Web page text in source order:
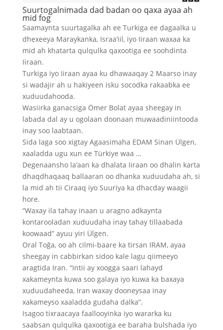
Suurtogalnimada dad badan oo qaxa ayaa ah
mid fog
Saamaynta suurtagalka ah ee Turkiga ee dagaalka u
dhexeeya Maraykanka, Israa’iil, iyo Iiraan waxaa ka
mid ah khatarta qulqulka qaxootiga ee soohdinta
Iiraan.
Turkiga iyo Iiraan ayaa ku dhawaaqay 2 Maarso inay
si wadajir ah u hakiyeen isku socodka rakaabka ee
xuduudahooda.
Wasiirka ganacsiga Ömer Bolat ayaa sheegay in
labada dal ay u ogolaan doonaan muwaadiniintooda
inay soo laabtaan.
Sida laga soo xigtay Agaasimaha EDAM Sinan Ülgen,
xaaladda ugu xun ee Türkiye waa …
Degenaansho la’aan ka dhalata Iiraan oo dhalin karta
dhaqdhaqaaq ballaaran oo dhanka xuduudaha ah, si
la mid ah tii Ciraaq iyo Suuriya ka dhacday waagii
hore.
“Waxay ila tahay inaan u aragno adkaynta
kontarooladan xuduudaha inay tahay tillaabada
koowaad” ayuu yiri Ülgen.
Oral Toğa, oo ah cilmi-baare ka tirsan IRAM, ayaa
sheegay in cabbirkan sidoo kale lagu qiimeeyo
aragtida Iran. “Intii ay xoogga saari lahayd
xakameynta kuwa soo galaya iyo kuwa ka baxaya
xuduudaheeda, Iran waxay dooneysaa inay
xakameyso xaaladda gudaha dalka”.
Isagoo tixraacaya faallooyinka iyo wararka ku
saabsan qulqulka qaxootiga ee baraha bulshada iyo